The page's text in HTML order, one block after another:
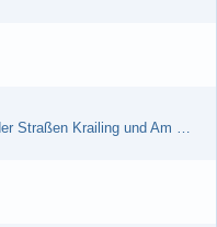
20 - Zebrastreifen L 3031 auf Höhe der Straßen Krailing und Am Heiligenborn